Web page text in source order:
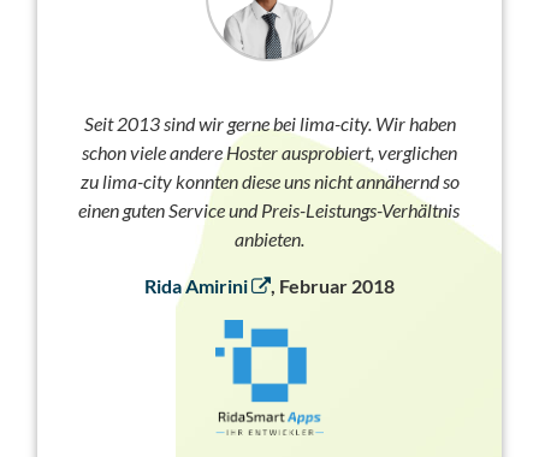
Seit 2013 sind wir gerne bei lima-city. Wir haben
schon viele andere Hoster ausprobiert, verglichen
zu lima-city konnten diese uns nicht annähernd so
einen guten Service und Preis-Leistungs-Verhältnis
anbieten.
Rida Amirini , Februar 2018